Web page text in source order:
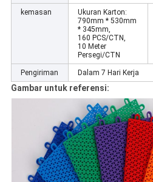
kemasan
Ukuran Karton:
790mm * 530mm
* 345mm,
160 PCS/CTN,
10 Meter
Persegi/CTN
Pengiriman Dalam 7 Hari Kerja
Gambar untuk referensi: